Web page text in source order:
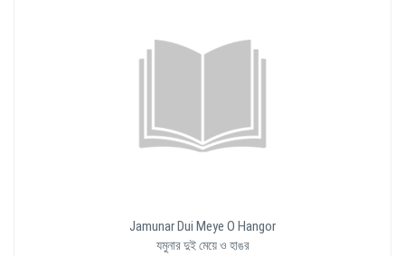
Jamunar Dui Meye O Hangor
যমুনার দুই মেয়ে ও হাঙর